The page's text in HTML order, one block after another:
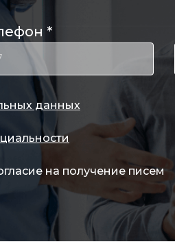
*
данных
на получение писем